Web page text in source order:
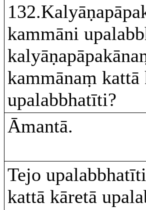
kammāni
kammānaṃ kattā
upalabbhatīti?
Āmantā.
Tejo
kattā kāretā